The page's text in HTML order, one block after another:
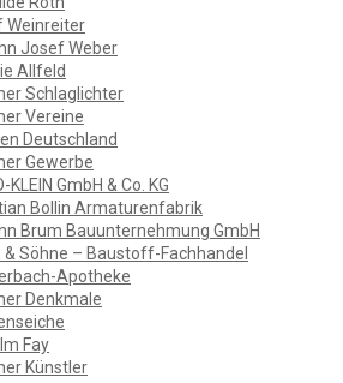
Weinreiter
Josef Weber
Allfeld
Schlaglichter
Vereine
Deutschland
Gewerbe
KLEIN GmbH & Co. KG
Bollin Armaturenfabrik
Brum Bauunternehmung GmbH
& Söhne – Baustoff-Fachhandel
Apotheke
Denkmale
Fay
Künstler